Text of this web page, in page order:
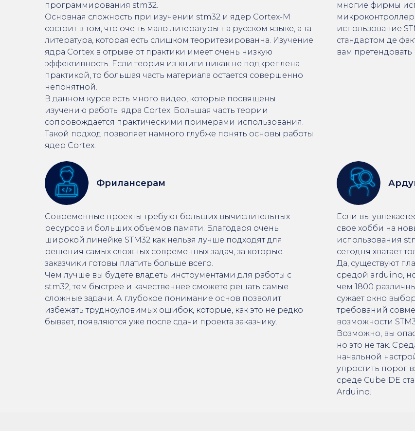
программирования stm32.
Основная сложность при изучении stm32 и ядер Cortex-M
состоит в том, что очень мало литературы на русском языке, а та
литература, которая есть слишком теоритезированна. Изучение
ядра Cortex в отрыве от практики имеет очень низкую
эффективность. Если теория из книги никак не подкреплена
практикой, то большая часть материала остается совершенно
непонятной.
В данном курсе есть много видео, которые посвящены
изучению работы ядра Cortex. Большая часть теории
сопровождается практическими примерами использования.
Такой подход позволяет намного глубже понять основы работы
ядер Cortex.
многие фирмы
использование
стандартом де
вам
Фрилансерам
Современные проекты требуют больших вычислительных
ресурсов и больших объемов памяти. Благодаря очень
широкой линейке STM32 как нельзя лучше подходят для
решения самых сложных современных задач, за которые
заказчики готовы платить больше всего.
Чем лучше вы будете владеть инструментами для работы с
stm32, тем быстрее и качественнее сможете решать самые
сложные задачи. А глубокое понимание основ позволит
избежать трудноуловимых ошибок, которые, как это не редко
бывает, появляются уже после сдачи проекта заказчику.
Если вы
свое хобби на
использования
сегодня хватает
Да, существуют
средой arduino,
чем 1800
сужает окно
требований
возможности
Возможно, вы
но это не так.
начальной
упростить порог
среде CubeIDE
Arduino!